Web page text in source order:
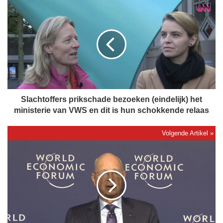
S
l
a
c
t
o
f
f
r
d
Slachtoffers prikschade bezoeken (eindelijk) het
ministerie van VWS en dit is hun schokkende relaas
h